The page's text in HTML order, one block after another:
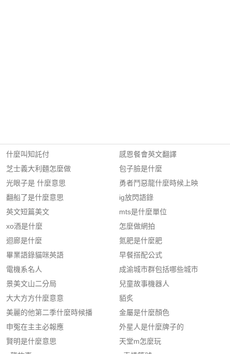
什麼叫知託付
芝士義大利麵怎麼做
光眼子是 什麼意思
翻船了是什麼意思
英文短篇美文
xo酒是什麼
迴廊是什麼
畢業語錄貓咪英語
電機系名人
景美文山二分局
大大方方什麼意意
美麗的他第二季什麼時候播
申冤在主主必報應
賢明是什麼意思
感恩餐會英文翻譯
包子臉是什麼
勇者鬥惡龍什麼時候上映
ig放閃語錄
mts是什麼單位
怎麼做網拍
氮肥是什麼肥
早餐搭配公式
成渝城市群包括哪些城市
兒童故事機器人
貊炙
金屬是什麼顏色
外星人是什麼牌子的
天堂m怎麼玩